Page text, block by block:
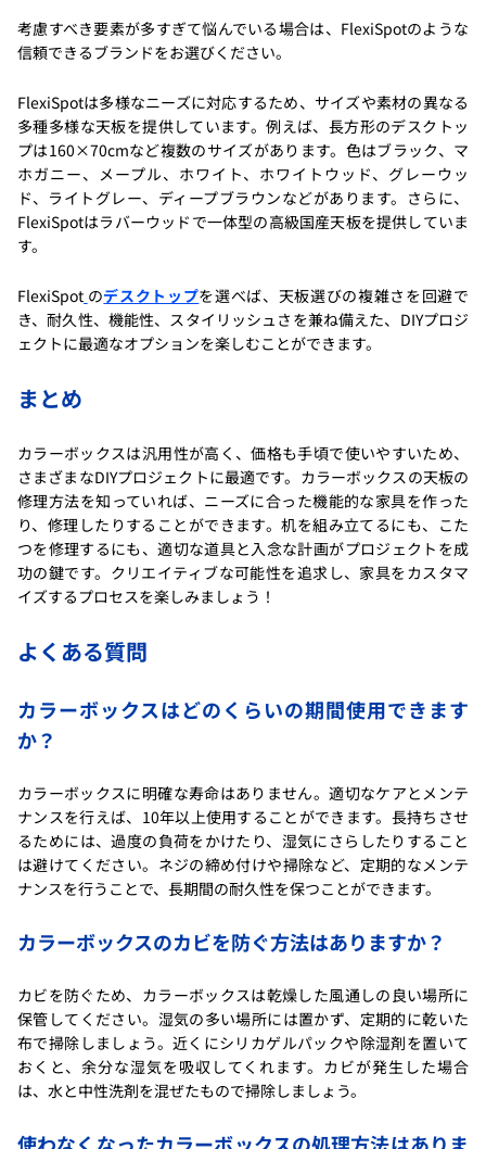
考慮すべき要素が多すぎて悩んでいる場合は、FlexiSpotのような
信頼できるブランドをお選びください。
FlexiSpotは多様なニーズに対応するため、サイズや素材の異なる
多種多様な天板を提供しています。例えば、長方形のデスクトッ
プは160×70cmなど複数のサイズがあります。色はブラック、マ
ホガニー、メープル、ホワイト、ホワイトウッド、グレーウッ
ド、ライトグレー、ディープブラウンなどがあります。さらに、
FlexiSpotはラバーウッドで一体型の高級国産天板を提供していま
す。
FlexiSpot のデスクトップを選べば、天板選びの複雑さを回避で
き、耐久性、機能性、スタイリッシュさを兼ね備えた、DIYプロジ
ェクトに最適なオプションを楽しむことができます。
まとめ
カラーボックスは汎用性が高く、価格も手頃で使いやすいため、
さまざまなDIYプロジェクトに最適です。カラーボックスの天板の
修理方法を知っていれば、ニーズに合った機能的な家具を作った
り、修理したりすることができます。机を組み立てるにも、こた
つを修理するにも、適切な道具と入念な計画がプロジェクトを成
功の鍵です。クリエイティブな可能性を追求し、家具をカスタマ
イズするプロセスを楽しみましょう！
よくある質問
カラーボックスはどのくらいの期間使用できます
か？
カラーボックスに明確な寿命はありません。適切なケアとメンテ
ナンスを行えば、10年以上使用することができます。長持ちさせ
るためには、過度の負荷をかけたり、湿気にさらしたりすること
は避けてください。ネジの締め付けや掃除など、定期的なメンテ
ナンスを行うことで、長期間の耐久性を保つことができます。
カラーボックスのカビを防ぐ方法はありますか？
カビを防ぐため、カラーボックスは乾燥した風通しの良い場所に
保管してください。湿気の多い場所には置かず、定期的に乾いた
布で掃除しましょう。近くにシリカゲルパックや除湿剤を置いて
おくと、余分な湿気を吸収してくれます。カビが発生した場合
は、水と中性洗剤を混ぜたもので掃除しましょう。